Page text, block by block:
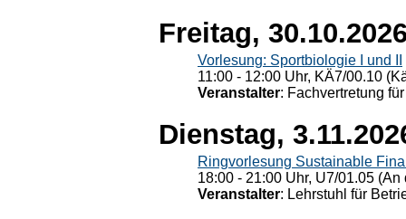
Freitag,
Vorlesung: Sportbiologie I und II
11:00 - 12:00 Uhr, KÄ7/00.10
Veranstalter: Fachvertretung
Dienstag,
Ringvorlesung Sustainable
18:00 - 21:00 Uhr, U7/01.05
Veranstalter: Lehrstuhl für